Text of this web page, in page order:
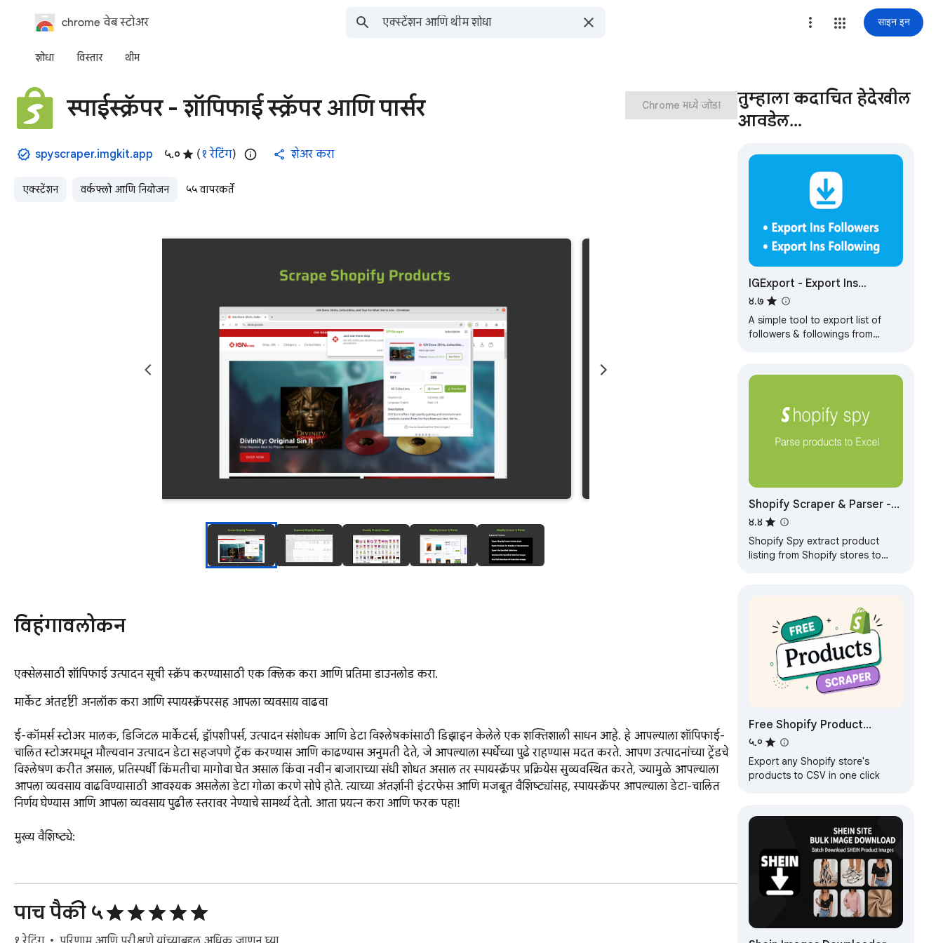
chrome वेब स्टोअर साइन इन
शोधा विस्तार थीम
स्पाईस्क्रॅपर - शॉपिफाई स्क्रॅपर आणि पार्सर
spyscraper.imgkit.app ५.० (१ रेटिंग) शेअर करा
एक्स्टेंशन वर्कफ्लो आणि नियोजन ५५ वापरकर्ते
Chrome मध्ये जोडा
विहंगावलोकन
एक्सेलसाठी शॉपिफाई उत्पादन सूची स्क्रॅप करण्यासाठी एक क्लिक करा आणि प्रतिमा डाउनलोड करा.
मार्केट अंतर्दृष्टी अनलॉक करा आणि स्पायस्क्रॅपरसह आपला व्यवसाय वाढवा
ई-कॉमर्स स्टोअर मालक, डिजिटल मार्केटर्स, ड्रॉपशीपर्स, उत्पादन संशोधक आणि डेटा विश्लेषकांसाठी डिझाइन केलेले एक शक्तिशाली साधन आहे. हे आपल्याला शॉपिफाई-
चालित स्टोअरमधून मौल्यवान उत्पादन डेटा सहजपणे ट्रॅक करण्यास आणि काढण्यास अनुमती देते, जे आपल्याला स्पर्धेच्या पुढे राहण्यास मदत करते. आपण उत्पादनांच्या ट्रेंडचे
विश्लेषण करीत असाल, प्रतिस्पर्धी किंमतीचा मागोवा घेत असाल किंवा नवीन बाजाराच्या संधी शोधत असाल तर स्पायस्क्रॅपर प्रक्रियेस सुव्यवस्थित करते, ज्यामुळे आपल्याला
आपला व्यवसाय वाढविण्यासाठी आवश्यक असलेला डेटा गोळा करणे सोपे होते. त्याच्या अंतर्ज्ञानी इंटरफेस आणि मजबूत वैशिष्ट्यांसह, स्पायस्क्रॅपर आपल्याला डेटा-चालित
निर्णय घेण्यास आणि आपला व्यवसाय पुढील स्तरावर नेण्याचे सामर्थ्य देतो. आता प्रयत्न करा आणि फरक पहा!
मुख्य वैशिष्ट्ये:
Collection विशिष्ट संग्रहात फिल्टर
Product सर्व उत्पादन प्रतिमांसाठी एक-क्लिक डाउनलोड करा
C सीएसव्हीला सर्व संग्रहांसाठी एक-क्लिक निर्यात
Come सर्व उत्पादन प्रतिमा सीएसव्हीमध्ये जोडल्या गेल्या आहेत
पाच पैकी ५
तुम्हाला कदाचित हेदेखील
आवडेल…
IGExport - Export Ins
Followers free
४.७
A simple tool to export list of
followers & followings from
Shopify Scraper & Parser -
Shopify Spy
४.४
Shopify Spy extract product
listing from Shopify stores to
Free Shopify Product
Scraper & Exporter
५.०
Export any Shopify store's
products to CSV in one click